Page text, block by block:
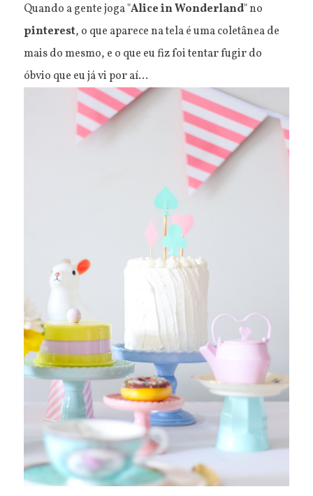
Quando a gente joga "Alice in Wonderland" no
pinterest, o que aparece na tela é uma coletânea de
mais do mesmo, e o que eu fiz foi tentar fugir do
óbvio que eu já vi por aí...